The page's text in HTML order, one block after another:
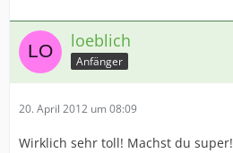
loeblich
Anfänger
20. April 2012 um 08:09
Wirklich sehr toll! Machst du super!